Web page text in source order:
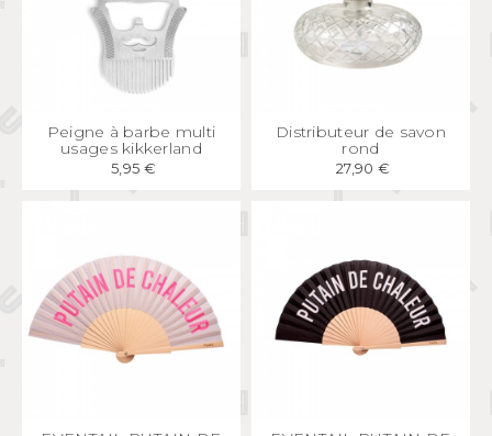
APERÇU RAPIDE
Peigne à barbe multi
usages kikkerland
5,95 €
APERÇU
Distributeur de savon
rond
27,90 €
APERÇU RAPIDE APERÇU RAPIDE